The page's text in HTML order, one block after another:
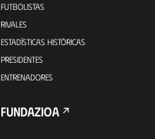
FUTBOLISTAS
RIVALES
ESTADÍSTICAS HISTÓRICAS
PRESIDENTES
ENTRENADORES
FUNDAZIOA